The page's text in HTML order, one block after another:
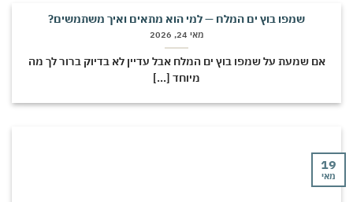
שמפו בוץ ים המלח — למי הוא מתאים ואיך משתמשים?
אם שמעת על שמפו בוץ ים המלח אבל עדיין לא בדיוק ברור לך מה
מיוחד [...]